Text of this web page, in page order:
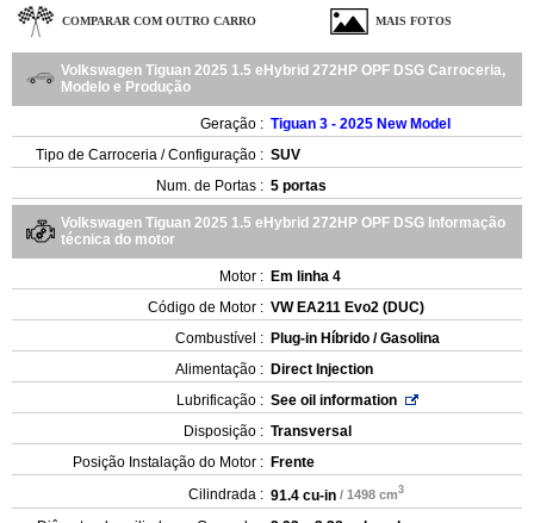
COMPARAR COM OUTRO CARRO MAIS FOTOS
Volkswagen Tiguan 2025 1.5 eHybrid 272HP OPF DSG Carroceria,
Modelo e Produção
Geração : Tiguan 3 - 2025 New Model
Tipo de Carroceria / Configuração : SUV
Num. de Portas : 5 portas
Volkswagen Tiguan 2025 1.5 eHybrid 272HP OPF DSG Informação
técnica do motor
Motor : Em linha 4
Código de Motor : VW EA211 Evo2 (DUC)
Combustível : Plug-in Híbrido / Gasolina
Alimentação : Direct Injection
Lubrificação : See oil information
Disposição : Transversal
Posição Instalação do Motor : Frente
Cilindrada : 91.4 cu-in / 1498 cm3